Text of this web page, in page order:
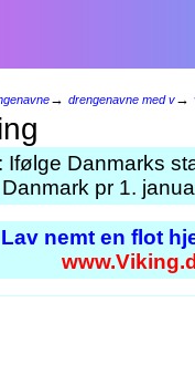
→ drengenavne med v→
: Ifølge Danmarks
pr 1.
Lav nemt en flot